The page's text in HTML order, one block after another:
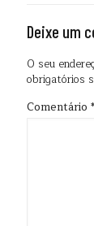
Deixe um
O seu
obrigatórios
Comentário *